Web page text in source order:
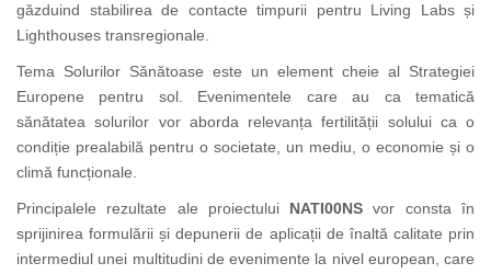
găzduind stabilirea de contacte timpurii pentru Living Labs și
Lighthouses transregionale.
Tema Solurilor Sănătoase este un element cheie al Strategiei
Europene pentru sol. Evenimentele care au ca tematică
sănătatea solurilor vor aborda relevanța fertilității solului ca o
condiție prealabilă pentru o societate, un mediu, o economie și o
climă funcționale.
Principalele rezultate ale proiectului NATI00NS vor consta în
sprijinirea formulării și depunerii de aplicații de înaltă calitate prin
intermediul unei multitudini de evenimente la nivel european, care